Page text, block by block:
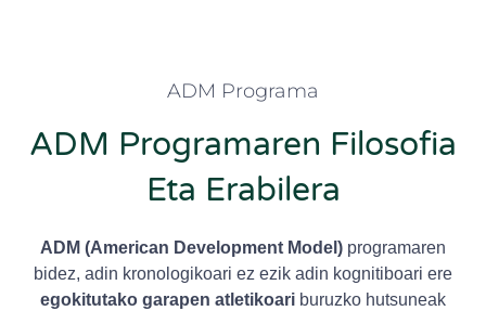
ADM Programa
ADM Programaren Filosofia
Eta Erabilera
ADM (American Development Model) programaren
bidez, adin kronologikoari ez ezik adin kognitiboari ere
egokitutako garapen atletikoari buruzko hutsuneak